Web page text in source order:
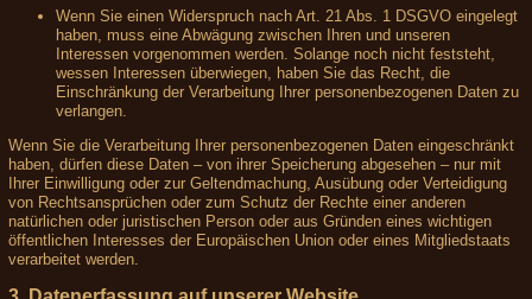
Wenn Sie einen Widerspruch nach Art. 21 Abs. 1 DSGVO eingelegt
haben, muss eine Abwägung zwischen Ihren und unseren
Interessen vorgenommen werden. Solange noch nicht feststeht,
wessen Interessen überwiegen, haben Sie das Recht, die
Einschränkung der Verarbeitung Ihrer personenbezogenen Daten zu
verlangen.
Wenn Sie die Verarbeitung Ihrer personenbezogenen Daten eingeschränkt
haben, dürfen diese Daten – von ihrer Speicherung abgesehen – nur mit
Ihrer Einwilligung oder zur Geltendmachung, Ausübung oder Verteidigung
von Rechtsansprüchen oder zum Schutz der Rechte einer anderen
natürlichen oder juristischen Person oder aus Gründen eines wichtigen
öffentlichen Interesses der Europäischen Union oder eines Mitgliedstaats
verarbeitet werden.